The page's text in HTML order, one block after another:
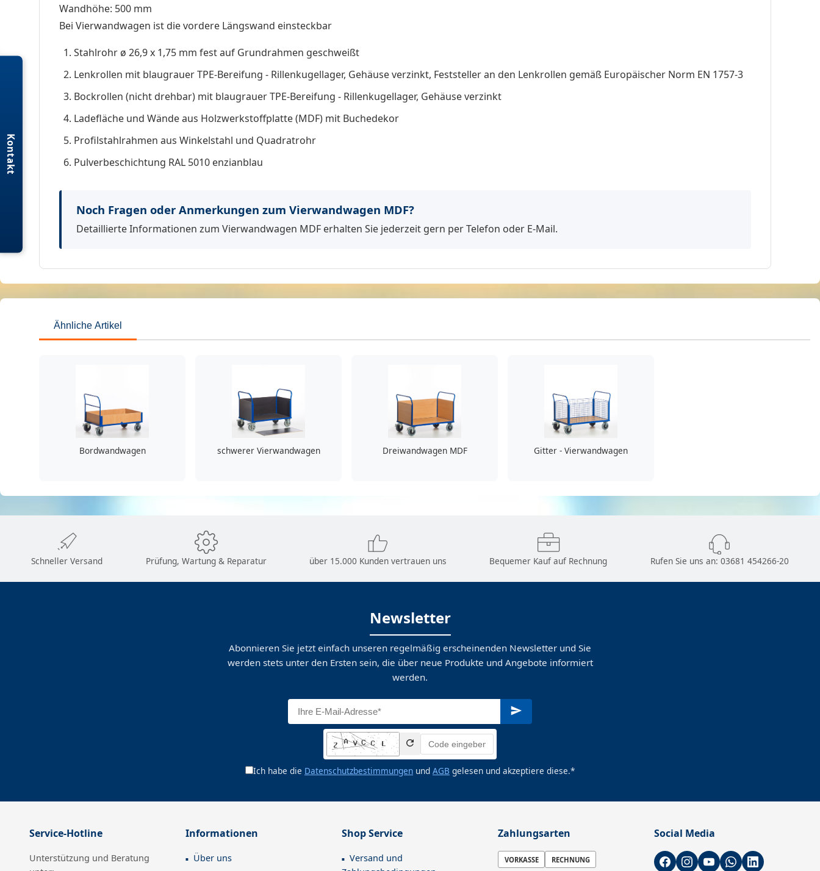
Kontakt
Wandhöhe: 500 mm
Bei Vierwandwagen ist die vordere Längswand einsteckbar
Stahlrohr ø 26,9 x 1,75 mm fest auf Grundrahmen geschweißt
Lenkrollen mit blaugrauer TPE-Bereifung - Rillenkugellager, Gehäuse verzinkt, Feststeller an den Lenkrollen gemäß Europäischer Norm EN 1757-3
Bockrollen (nicht drehbar) mit blaugrauer TPE-Bereifung - Rillenkugellager, Gehäuse verzinkt
Ladefläche und Wände aus Holzwerkstoffplatte (MDF) mit Buchedekor
Profilstahlrahmen aus Winkelstahl und Quadratrohr
Pulverbeschichtung RAL 5010 enzianblau
Noch Fragen oder Anmerkungen zum Vierwandwagen MDF?
Detaillierte Informationen zum Vierwandwagen MDF erhalten Sie jederzeit gern per Telefon oder E-Mail.
Ähnliche Artikel
Bordwandwagen schwerer Vierwandwagen Dreiwandwagen MDF Gitter - Vierwandwagen
Schneller Versand Prüfung, Wartung & Reparatur über 15.000 Kunden vertrauen uns Bequemer Kauf auf Rechnung Rufen Sie uns an: 03681 454266-20
Newsletter
Abonnieren Sie jetzt einfach unseren regelmäßig erscheinenden Newsletter und Sie
werden stets unter den Ersten sein, die über neue Produkte und Angebote informiert
werden.
Ich habe die Datenschutzbestimmungen und AGB gelesen und akzeptiere diese.*
Service-Hotline
Unterstützung und Beratung
Informationen
Über uns
Shop Service
Versand und
Zahlungsarten
VORKASSE RECHNUNG
Social Media